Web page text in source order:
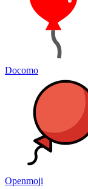
Docomo
Openmoji